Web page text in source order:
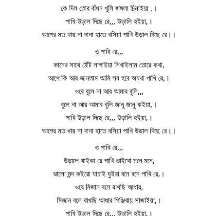
কে দিল তোর বাঁধন খুলি জঙ্গলা চিনাইয়া ,।
পাখি উড়াল দিছে রে,,, উড়ালি হইয়া,।
আগের মত খায় না দানা হাতে বসিয়া পাখি উড়াল দিছে রে।।
ও পাখি রে,,,
কানের সাথে ঠোঁট লাগাইয়া শিখাইলাম তোরে কথা,
আগে কি আর জানতাম আমি সব হবে অযথা পাখি রে,।
ওরে বুলে না আর আমার বুলি,,,
বুলে না আর আমার বুলি জানু জানু কইয়া,।
পাখি উড়াল দিছে রে,,, উড়ালি হইয়া,।
আগের মত খায় না দানা হাতে বসিয়া পাখি উড়াল দিছে রে।।
ও পাখি রে,,,
উড়ালে থাইকা রে পাখি ভাইবো মনে মনে,
ভালো মন্দ কইরো যাচাই ঘুইরা বনে বনে পাখি রে,।
ওরে মিজান বলে রাখছি আধার,
মিজান বলে রাখছি আধার পিঞ্জিরায় সাজাইয়া,।
পাখি উড়াল দিছে রে,,, উড়ালি হইয়া,।